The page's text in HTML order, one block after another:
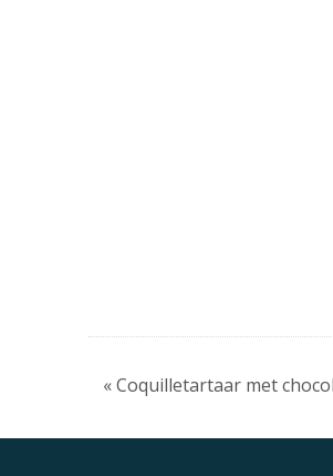
« Coquilletartaar met